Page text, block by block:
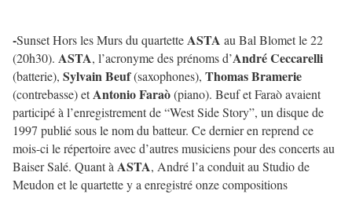
-Sunset Hors les Murs du quartette ASTA au Bal Blomet le 22
(20h30). ASTA, l’acronyme des prénoms d’André Ceccarelli
(batterie), Sylvain Beuf(saxophones), Thomas Bramerie
(contrebasse) etAntonio Faraò(piano). Beuf et Faraò avaient
participé à l’enregistrement de “West Side Story”, un disque de
1997 publié sous le nom du batteur. Ce dernier en reprend ce
mois-ci le répertoire avec d’autres musiciens pour des concerts au
Baiser Salé. Quant à ASTA, André l’a conduit au Studio de
Meudon et le quartette y a enregistré onze compositions